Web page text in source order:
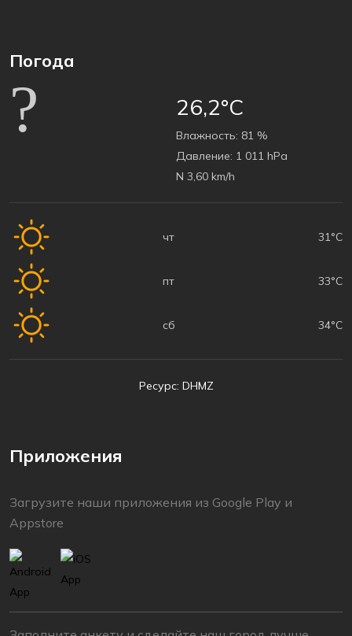
Погода
26,2°C
Bлажность: 81 %
Давление: 1 011 hPa
N 3,60 km/h
чт 31°C
пт 33°C
сб 34°C
Ресурс: DHMZ
Приложения
Загрузите наши приложения из Google Play и
Appstore